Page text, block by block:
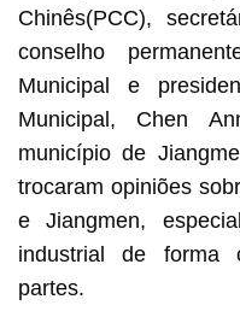
Chinês(PCC),
conselho
Municipal e
Municipal, Chen
município de
trocaram opiniões
e Jiangmen,
industrial de forma
partes.